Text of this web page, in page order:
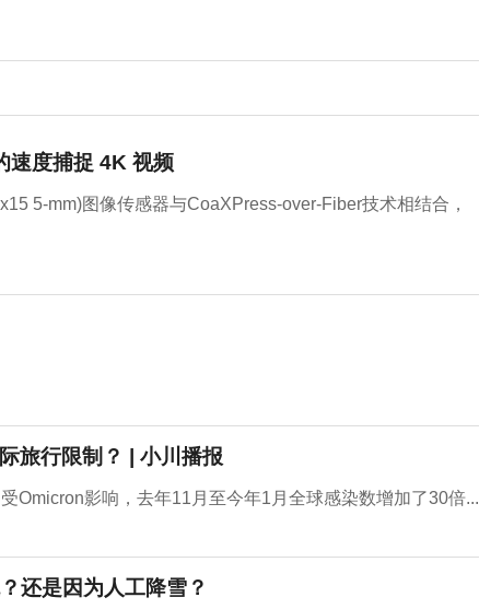
速度捕捉 4K 视频
5-mm)图像传感器与CoaXPress-over-Fiber技术相结合，
旅行限制？ | 小川播报
Omicron影响，去年11月至今年1月全球感染数增加了30倍...
还是因为人工降雪？